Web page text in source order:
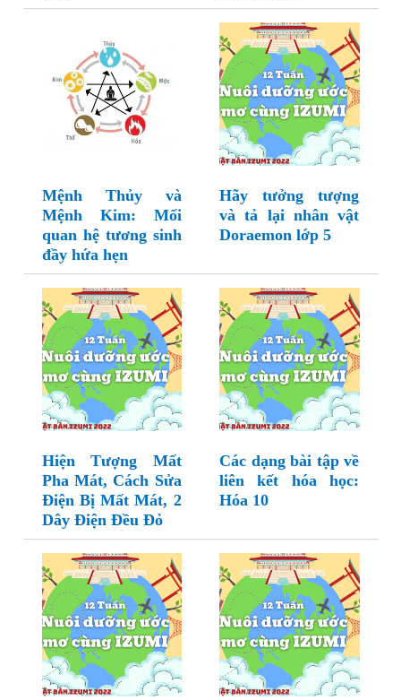
Mệnh Thủy và
Mệnh Kim: Mối
quan hệ tương sinh
đầy hứa hẹn
Hãy tưởng tượng
và tả lại nhân vật
Doraemon lớp 5
Hiện Tượng Mất
Pha Mát, Cách Sửa
Điện Bị Mất Mát, 2
Dây Điện Đều Đỏ
Các dạng bài tập về
liên kết hóa học:
Hóa 10